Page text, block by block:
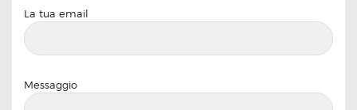
La tua email
Messaggio